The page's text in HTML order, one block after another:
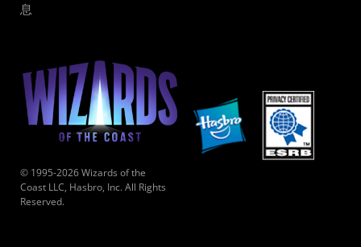
息
© 1995-2026 Wizards of the
Coast LLC, Hasbro, Inc. All Rights
Reserved.